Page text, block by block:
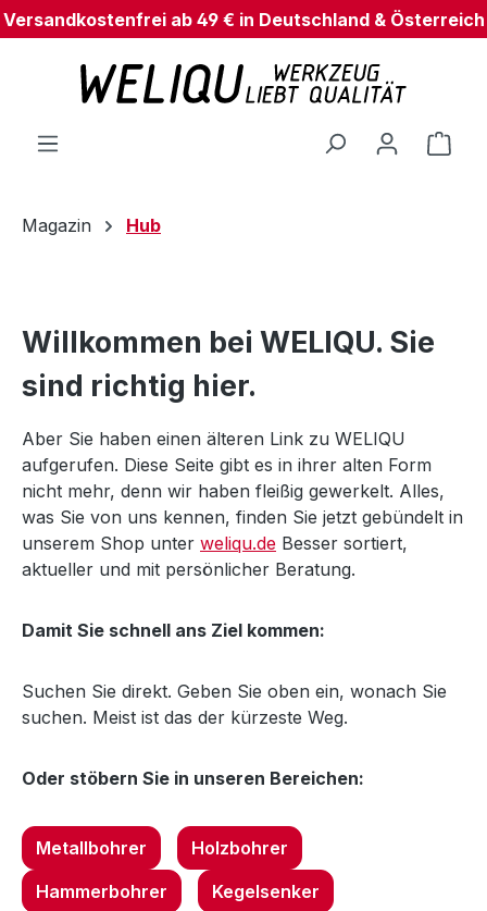
Zum Hauptinhalt springen
Versandkostenfrei ab 49 € in Deutschland & Österreich
Magazin Hub
Willkommen bei WELIQU. Sie
sind richtig hier.
Aber Sie haben einen älteren Link zu WELIQU
aufgerufen. Diese Seite gibt es in ihrer alten Form
nicht mehr, denn wir haben fleißig gewerkelt. Alles,
was Sie von uns kennen, finden Sie jetzt gebündelt in
unserem Shop unter weliqu.de Besser sortiert,
aktueller und mit persönlicher Beratung.
Damit Sie schnell ans Ziel kommen:
Suchen Sie direkt. Geben Sie oben ein, wonach Sie
suchen. Meist ist das der kürzeste Weg.
Oder stöbern Sie in unseren Bereichen:
Metallbohrer
Holzbohrer
Hammerbohrer
Kegelsenker